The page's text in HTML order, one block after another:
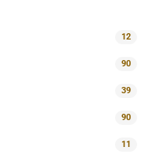
12
90
39
90
11